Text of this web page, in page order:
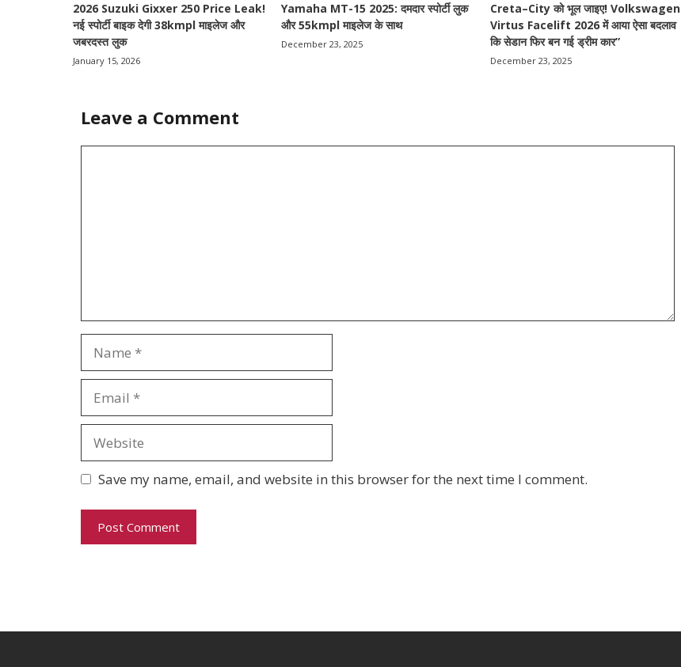
2026 Suzuki Gixxer 250 Price Leak!
नई स्पोर्टी बाइक देगी 38kmpl माइलेज और
जबरदस्त लुक
January 15, 2026
Yamaha MT-15 2025: दमदार स्पोर्टी लुक
और 55kmpl माइलेज के साथ
December 23, 2025
Creta–City को भूल जाइए! Volkswagen
Virtus Facelift 2026 में आया ऐसा बदलाव
कि सेडान फिर बन गई ड्रीम कार”
December 23, 2025
Leave a Comment
Save my name, email, and website in this browser for the next time I comment.